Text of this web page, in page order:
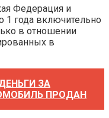
Федерация и
1 года включительно
в отношении
в
ЗА
ПРОДАН